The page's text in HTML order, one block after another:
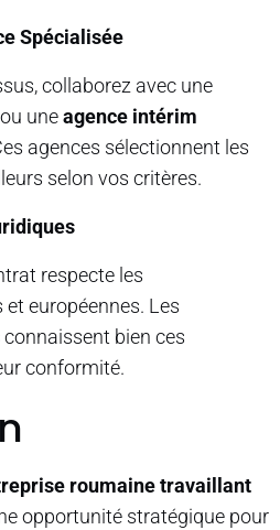
Spécialisée
collaborez avec une
uneagence intérim
agences sélectionnent les
selon vos critères.
respecte les
européennes. Les
connaissent bien ces
conformité.
roumaine travaillant
opportunité stratégique pour